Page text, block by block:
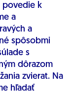
povedie k
a
a
spôsobmi
s
dôrazom
zvierat. Na
hľadať